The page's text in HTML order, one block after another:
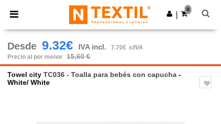
× App de Ntextil
¡Mejores precios en app!
Descargar app
0
Desde 9.32€ IVA incl. 7.70€ s/IVA
Precio al por menor 15,60 €
Towel city TC036 - Toalla para bebés con capucha -
White/ White